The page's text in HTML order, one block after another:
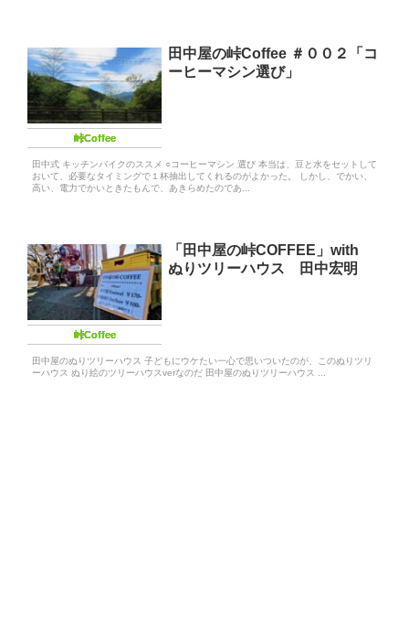
峠Coffee
田中屋の峠Coffee ＃００２「コ
ーヒーマシン選び」
田中式 キッチンバイクのススメ ○コーヒーマシン 選び 本当は、豆と水をセットして
おいて、必要なタイミングで１杯抽出してくれるのがよかった。 しかし、でかい、
高い、電力でかいときたもんで、あきらめたのであ...
峠Coffee
「田中屋の峠COFFEE」with
ぬりツリーハウス 田中宏明
田中屋のぬりツリーハウス 子どもにウケたい一心で思いついたのが、このぬりツリ
ーハウス ぬり絵のツリーハウスverなのだ 田中屋のぬりツリーハウス ...